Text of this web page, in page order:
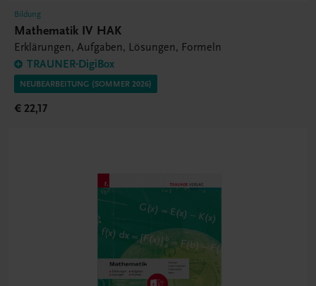
Bildung
Mathematik IV HAK
Erklärungen, Aufgaben, Lösungen, Formeln
TRAUNER-DigiBox
NEUBEARBEITUNG (SOMMER 2026)
€ 22,17